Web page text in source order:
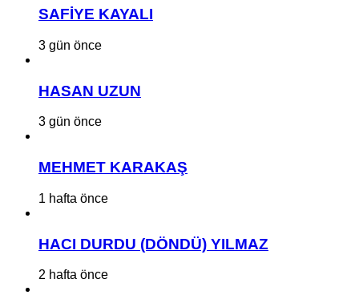
SAFİYE KAYALI
3 gün önce
HASAN UZUN
3 gün önce
MEHMET KARAKAŞ
1 hafta önce
HACI DURDU (DÖNDÜ) YILMAZ
2 hafta önce